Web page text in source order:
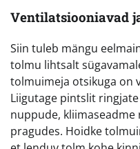
Ventilatsiooniavad
Siin tuleb mängu
tolmu lihtsalt
tolmuimeja otsikuga on
Liigutage pintslit
nuppude,
pragudes. Hoidke